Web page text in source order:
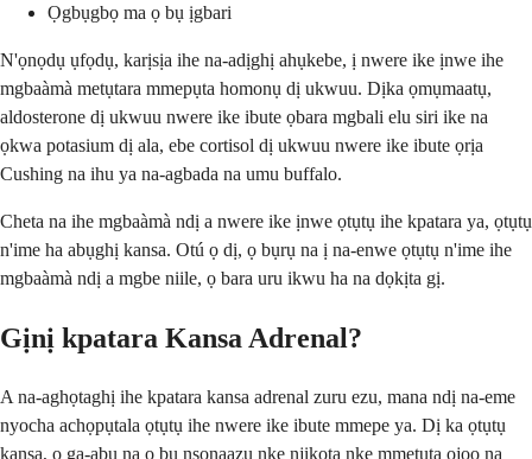
Ọgbụgbọ ma ọ bụ ịgbari
N'ọnọdụ ụfọdụ, karịsịa ihe na-adịghị ahụkebe, ị nwere ike ịnwe ihe
mgbaàmà metụtara mmepụta homonụ dị ukwuu. Dịka ọmụmaatụ,
aldosterone dị ukwuu nwere ike ibute ọbara mgbali elu siri ike na
ọkwa potasium dị ala, ebe cortisol dị ukwuu nwere ike ibute ọrịa
Cushing na ihu ya na-agbada na umu buffalo.
Cheta na ihe mgbaàmà ndị a nwere ike ịnwe ọtụtụ ihe kpatara ya, ọtụtụ
n'ime ha abụghị kansa. Otú ọ dị, ọ bụrụ na ị na-enwe ọtụtụ n'ime ihe
mgbaàmà ndị a mgbe niile, ọ bara uru ikwu ha na dọkịta gị.
Gịnị kpatara Kansa Adrenal?
A na-aghọtaghị ihe kpatara kansa adrenal zuru ezu, mana ndị na-eme
nyocha achọpụtala ọtụtụ ihe nwere ike ibute mmepe ya. Dị ka ọtụtụ
kansa, ọ ga-abụ na ọ bụ nsonaazụ nke njikọta nke mmetụta ọjọọ na